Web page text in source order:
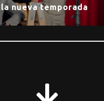
nueva temporada